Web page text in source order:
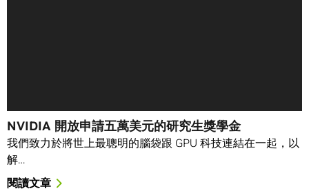
NVIDIA 開放申請五萬美元的研究生獎學金
我們致力於將世上最聰明的腦袋跟 GPU 科技連結在一起，以
解…
閱讀文章